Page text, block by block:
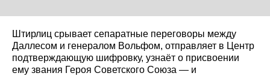
Штирлиц срывает сепаратные переговоры между
Даллесом и генералом Вольфом, отправляет в Центр
подтверждающую шифровку, узнаёт о присвоении
ему звания Героя Советского Союза — и